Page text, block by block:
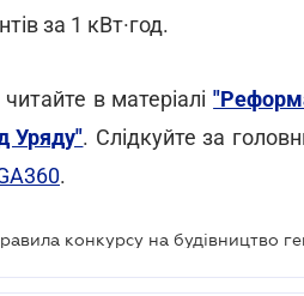
за 1 кВт·год.
в матеріалі
Уряду". Слідкуйте за
.